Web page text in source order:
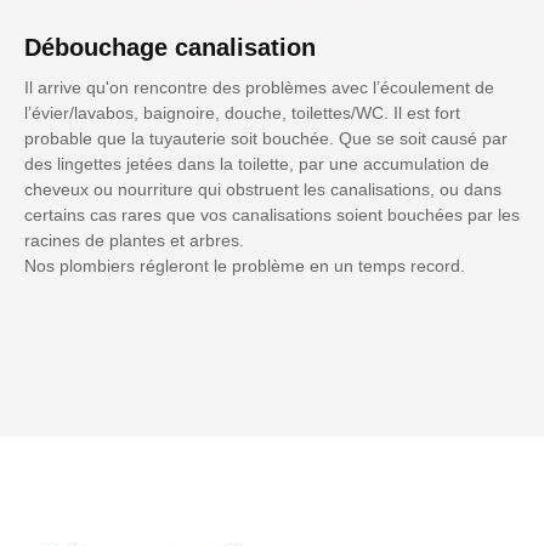
Débouchage canalisation
Il arrive qu'on rencontre des problèmes avec l’écoulement de
l’évier/lavabos, baignoire, douche, toilettes/WC. Il est fort
probable que la tuyauterie soit bouchée. Que se soit causé par
des lingettes jetées dans la toilette, par une accumulation de
cheveux ou nourriture qui obstruent les canalisations, ou dans
certains cas rares que vos canalisations soient bouchées par les
racines de plantes et arbres.
Nos plombiers régleront le problème en un temps record.